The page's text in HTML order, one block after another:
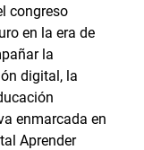
congreso
en la era de
la
digital, la
enmarcada en
Aprender